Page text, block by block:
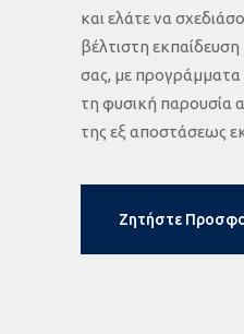
και ελάτε να
βέλτιστη
σας, με
τη φυσική παρουσία
της εξ αποστάσεως
Ζητήστε